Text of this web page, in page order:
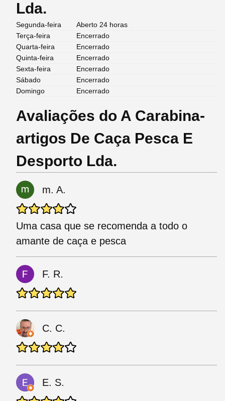
Lda.
Segunda-feira
Aberto 24 horas
Terça-feira
Encerrado
Quarta-feira
Encerrado
Quinta-feira
Encerrado
Sexta-feira
Encerrado
Sábado
Encerrado
Domingo
Encerrado
Avaliações do A Carabina-
artigos De Caça Pesca E
Desporto Lda.
m. A.
Uma casa que se recomenda a todo o
amante de caça e pesca
F. R.
C. C.
E. S.